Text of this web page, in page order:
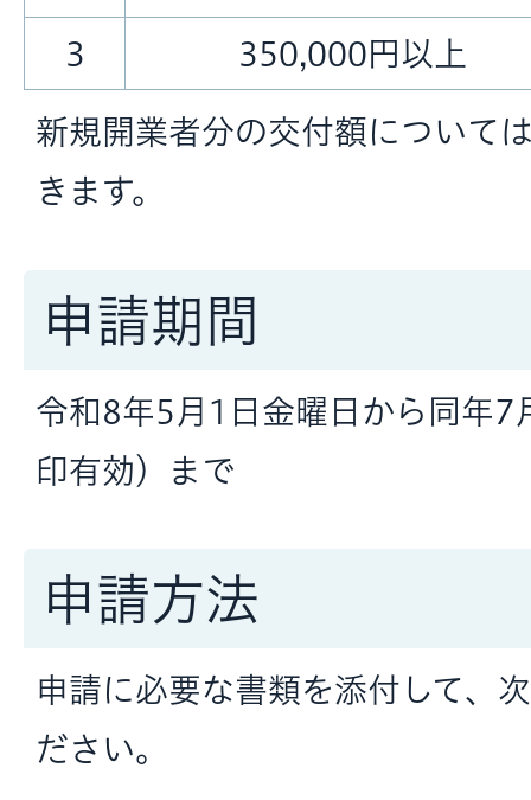
3 350,000円以上
新規開業者分の交付額について
きます。
申請期間
令和8年5月1日金曜日から同年7
印有効）まで
申請方法
申請に必要な書類を添付して、
ださい。